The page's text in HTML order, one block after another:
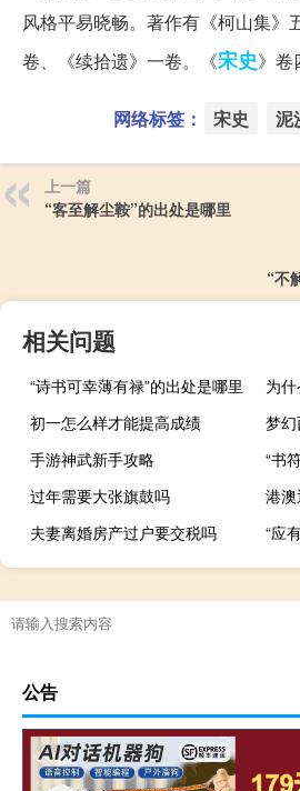
风格平易晓畅。著作有《柯山集》
卷、《续拾遗》一卷。《宋史》卷
网络标签： 宋史 泥
上一篇
“客至解尘鞍”的出处是哪里
“不
相关问题
“诗书可幸薄有禄”的出处是哪里
为
初一怎么样才能提高成绩
梦
手游神武新手攻略
“书
过年需要大张旗鼓吗
夫妻离婚房产过户要交税吗
“应
公告